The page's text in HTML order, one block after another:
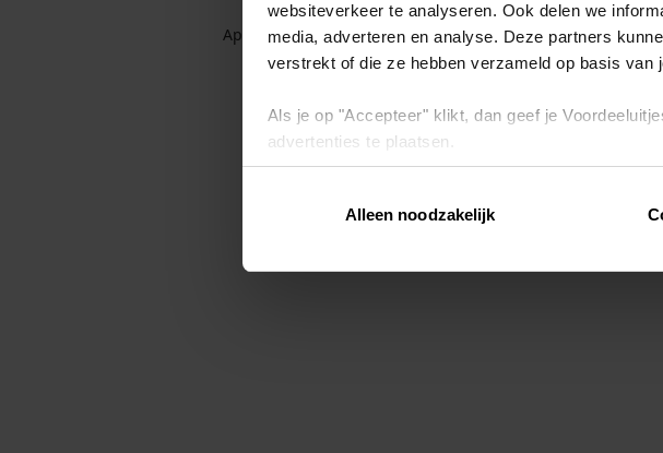
websiteverkeer te analyseren. Ook delen we
media, adverteren en analyse. Deze partners
verstrekt of die ze hebben verzameld op basis van
Als je op "Accepteer" klikt, dan geef je
advertenties te plaatsen.
Via "Cookie instellingen" kun je ook zelf instellen
intrekken op onscookiebeleid.
Alleen noodzakelijk
Application error: a client-side exception has occurred